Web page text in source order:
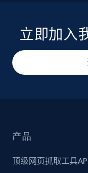
立即加入
产品
顶级网页抓取工具